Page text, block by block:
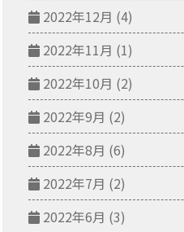
2022年12月 (4)
2022年11月 (1)
2022年10月 (2)
2022年9月 (2)
2022年8月 (6)
2022年7月 (2)
2022年6月 (3)